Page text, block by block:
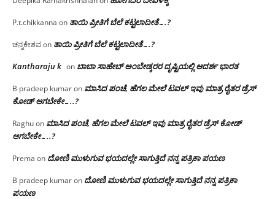
P.t.chikkanna on ತಾಯಿ ಪ್ರೀತಿಗೆ ಬೆಲೆ ಕಟ್ಟಲಾದೀತೆ….?
ಚನ್ನಕೇಶವon ತಾಯಿ ಪ್ರೀತಿಗೆ ಬೆಲೆ ಕಟ್ಟಲಾದೀತೆ….?
Kantharaju k on ಬಾಬಾ ಸಾಹೇಬ್ ಅಂಬೇಡ್ಕರರ ದೃಷ್ಟಿಯಲ್ಲಿ ಆದರ್ಶ ಭಾರತ
B pradeep kumaron ಮಾಸಿದ ಪಂಚೆ, ಹೆಗಲ ಮೇಲೆ ಟವಲ್‌ ಇವು ಮಾತ್ರ ರೈತರ ಡ್ರೆಸ್‌
ಕೋಡ್ ಆಗಬೇಕೇ…..?‌
Raghuon ಮಾಸಿದ ಪಂಚೆ, ಹೆಗಲ ಮೇಲೆ ಟವಲ್‌ ಇವು ಮಾತ್ರ ರೈತರ ಡ್ರೆಸ್‌ ಕೋಡ್
ಆಗಬೇಕೇ…..?‌
Prema on ದೋಣಿ ಮುಳುಗುವ ಭಯದಲ್ಲೇ ಸಾಗುತ್ತಿದೆ ನನ್ನ ಪತ್ರಿಕಾ ಪಯಣ
B pradeep kumaron ದೋಣಿ ಮುಳುಗುವ ಭಯದಲ್ಲೇ ಸಾಗುತ್ತಿದೆ ನನ್ನ ಪತ್ರಿಕಾ
ಪಯಣ